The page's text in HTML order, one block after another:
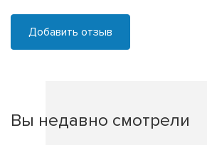
Добавить отзыв
Вы недавно смотрели